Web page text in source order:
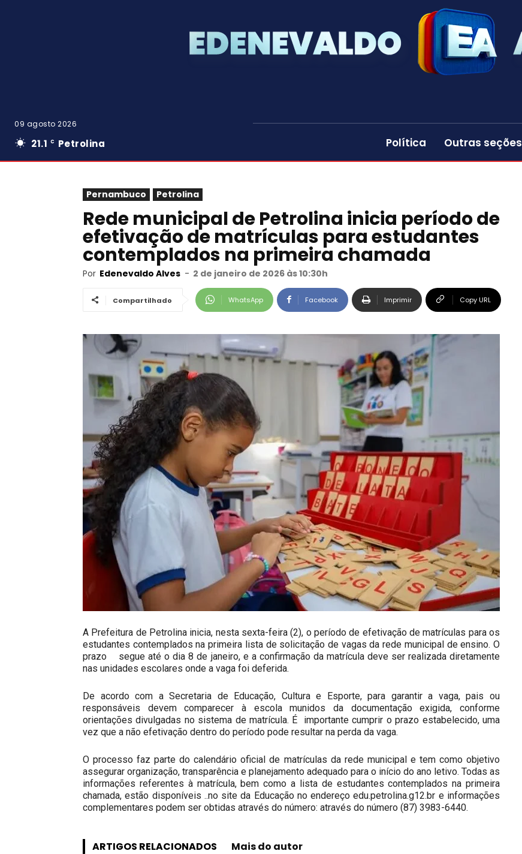
09 agosto 2026
21.1 C Petrolina Política Outras seções
Pernambuco Petrolina
Rede municipal de Petrolina inicia período de
efetivação de matrículas para estudantes
contemplados na primeira chamada
Por Edenevaldo Alves - 2 de janeiro de 2026 às 10:30h
Compartilhado WhatsApp Facebook Imprimir Copy URL
A Prefeitura de Petrolina inicia, nesta sexta-feira (2), o período de efetivação de matrículas para os
estudantes contemplados na primeira lista de solicitação de vagas da rede municipal de ensino. O
prazo segue até o dia 8 de janeiro, e a confirmação da matrícula deve ser realizada diretamente
nas unidades escolares onde a vaga foi deferida.
De acordo com a Secretaria de Educação, Cultura e Esporte, para garantir a vaga, pais ou
responsáveis devem comparecer à escola munidos da documentação exigida, conforme
orientações divulgadas no sistema de matrícula. É importante cumprir o prazo estabelecido, uma
vez que a não efetivação dentro do período pode resultar na perda da vaga.
O processo faz parte do calendário oficial de matrículas da rede municipal e tem como objetivo
assegurar organização, transparência e planejamento adequado para o início do ano letivo. Todas as
informações referentes à matrícula, bem como a lista de estudantes contemplados na primeira
chamada, estão disponíveis ..no site da Educação no endereço edu.petrolina.g12.br e informações
complementares podem ser obtidas através do número: através do número (87) 3983-6440.
ARTIGOS RELACIONADOS Mais do autor